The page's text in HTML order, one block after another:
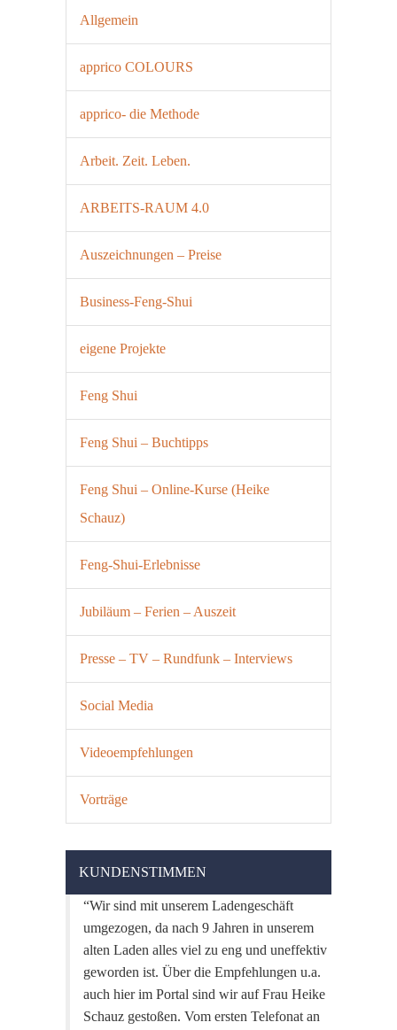
Allgemein
apprico COLOURS
apprico- die Methode
Arbeit. Zeit. Leben.
ARBEITS-RAUM 4.0
Auszeichnungen – Preise
Business-Feng-Shui
eigene Projekte
Feng Shui
Feng Shui – Buchtipps
Feng Shui – Online-Kurse (Heike
Schauz)
Feng-Shui-Erlebnisse
Jubiläum – Ferien – Auszeit
Presse – TV – Rundfunk – Interviews
Social Media
Videoempfehlungen
Vorträge
KUNDENSTIMMEN
Wir sind mit unserem Ladengeschäft
umgezogen, da nach 9 Jahren in unserem
alten Laden alles viel zu eng und uneffektiv
geworden ist. Über die Empfehlungen u.a.
auch hier im Portal sind wir auf Frau Heike
Schauz gestoßen. Vom ersten Telefonat an